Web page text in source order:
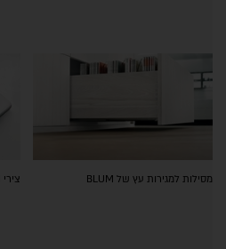
מסילות למגירות עץ של BLUM צירי BLUM